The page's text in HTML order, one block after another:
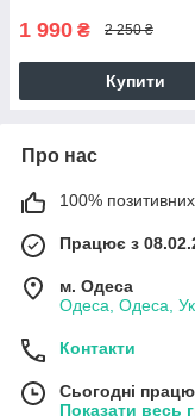
1 990 ₴ 2 250 ₴
Купити
Про нас
100% позитивних
Працює з
м. Одеса
Одеса, Одеса,
Контакти
Сьогодні
Показати весь